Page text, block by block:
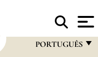
PORTUGUÊS